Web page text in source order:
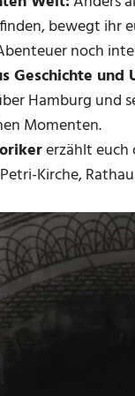
bewegt ihr
noch
Geschichte und
Hamburg und
Momenten.
erzählt euch
Kirche,